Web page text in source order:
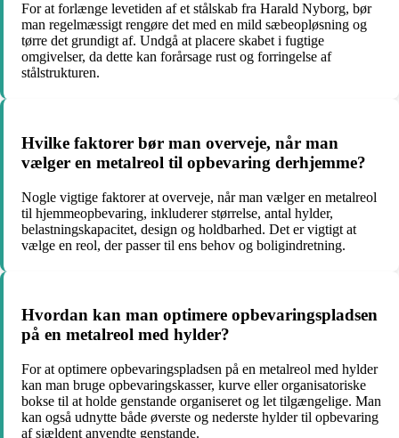
For at forlænge levetiden af et stålskab fra Harald Nyborg, bør
man regelmæssigt rengøre det med en mild sæbeopløsning og
tørre det grundigt af. Undgå at placere skabet i fugtige
omgivelser, da dette kan forårsage rust og forringelse af
stålstrukturen.
Hvilke faktorer bør man overveje, når man
vælger en metalreol til opbevaring derhjemme?
Nogle vigtige faktorer at overveje, når man vælger en metalreol
til hjemmeopbevaring, inkluderer størrelse, antal hylder,
belastningskapacitet, design og holdbarhed. Det er vigtigt at
vælge en reol, der passer til ens behov og boligindretning.
Hvordan kan man optimere opbevaringspladsen
på en metalreol med hylder?
For at optimere opbevaringspladsen på en metalreol med hylder
kan man bruge opbevaringskasser, kurve eller organisatoriske
bokse til at holde genstande organiseret og let tilgængelige. Man
kan også udnytte både øverste og nederste hylder til opbevaring
af sjældent anvendte genstande.